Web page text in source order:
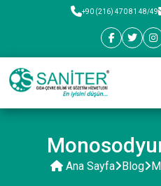
+90 (216) 470 81 48/49
Ana Sayfa Blog